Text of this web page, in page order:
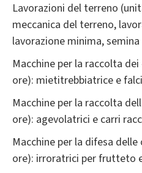
Lavorazioni del terreno
meccanica del terreno,
lavorazione minima,
Macchine per la raccolta
ore): mietitrebbiatrice e
Macchine per la raccolta
ore): agevolatrici e carri
Macchine per la difesa
ore): irroratrici per frutteto